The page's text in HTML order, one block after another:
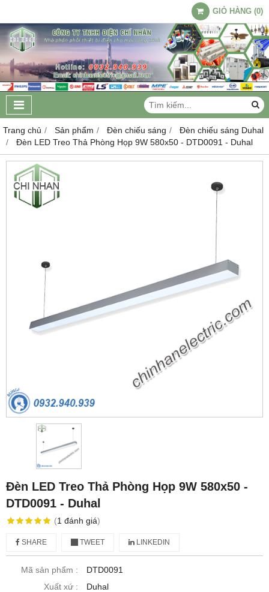
GIỎ HÀNG (0)
Trang chủ Sản phẩm Đèn chiếu sáng
Đèn chiếu sáng Duhal
Đèn LED Treo Thả Phòng Họp 9W 580x50 - DTD0091 - Duhal
Đèn LED Treo Thả Phòng Họp 9W 580x50 -
DTD0091 - Duhal
(1 đánh giá)
SHARE TWEET LINKEDIN
Mã sản phẩm :
DTD0091
Xuất xứ :
Duhal